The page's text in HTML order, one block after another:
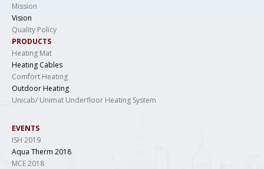
Mission
Vision
Quality Policy
PRODUCTS
Heating Mat
Heating Cables
Comfort Heating
Outdoor Heating
Unicab/ Unimat Underfloor Heating System
EVENTS
ISH 2019
Aqua Therm 2018
MCE 2018